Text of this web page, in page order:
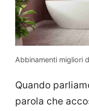
Abbinamenti migliori
Quando
parola che